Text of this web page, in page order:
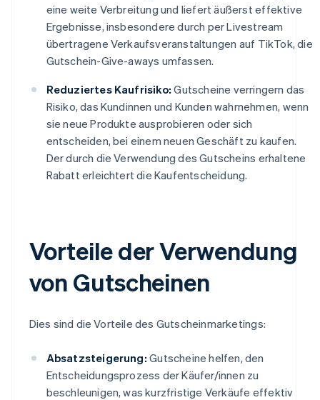
eine weite Verbreitung und liefert äußerst effektive
Ergebnisse, insbesondere durch per Livestream
übertragene Verkaufsveranstaltungen auf TikTok, die
Gutschein-Give-aways umfassen.
Reduziertes Kaufrisiko: Gutscheine verringern das
Risiko, das Kundinnen und Kunden wahrnehmen, wenn
sie neue Produkte ausprobieren oder sich
entscheiden, bei einem neuen Geschäft zu kaufen.
Der durch die Verwendung des Gutscheins erhaltene
Rabatt erleichtert die Kaufentscheidung.
Vorteile der Verwendung
von Gutscheinen
Dies sind die Vorteile des Gutscheinmarketings:
Absatzsteigerung: Gutscheine helfen, den
Entscheidungsprozess der Käufer/innen zu
beschleunigen, was kurzfristige Verkäufe effektiv